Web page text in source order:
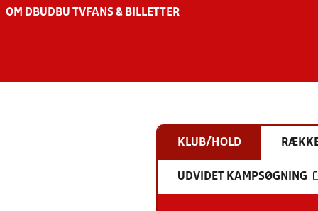
OM DBU DBU TV FANS & BILLETTER
KLUB/HOLD
UDVIDET KAMPSØGNING